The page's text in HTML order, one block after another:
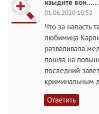
изыдите
01.06.2020 10:52
Что за напасть
любимица
разваливала
пошла на
последний
криминальным
Ответить